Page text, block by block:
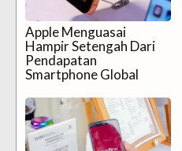
Apple Menguasai
Hampir Setengah Dari
Pendapatan
Smartphone Global